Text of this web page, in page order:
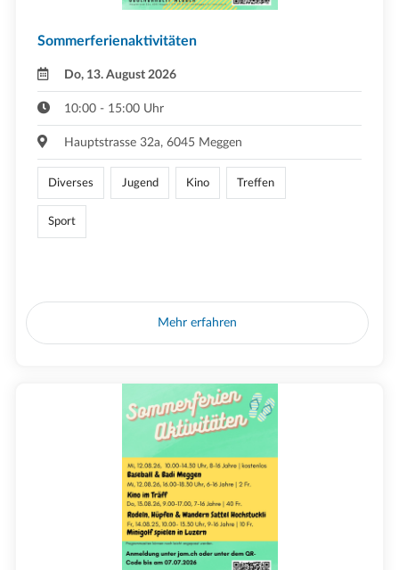
Sommerferienaktivitäten
Do, 13. August 2026
10:00 - 15:00 Uhr
Hauptstrasse 32a, 6045 Meggen
Diverses Jugend Kino Treffen
Sport
Mehr erfahren